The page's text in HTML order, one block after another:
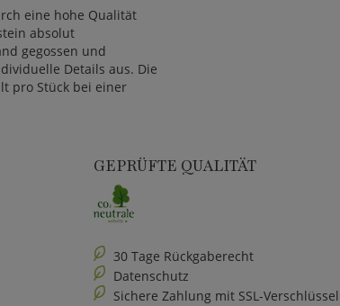
eine hohe Qualität
absolut
gegossen und
Details aus. Die
pro Stück bei einer
GEPRÜFTE QUALITÄT
30 Tage Rückgaberecht
Datenschutz
Sichere Zahlung mit SSL-